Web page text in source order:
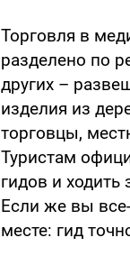
Торговля в
разделено по
других –
изделия из
торговцы,
Туристам
гидов и ходить
Если же вы
месте: гид